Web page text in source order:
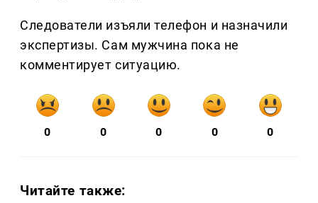
Следователи изъяли телефон и назначили
экспертизы. Сам мужчина пока не
комментирует ситуацию.
0 0 0 0 0
Читайте также: